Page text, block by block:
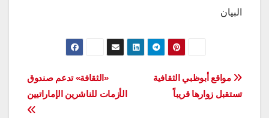
البيان
تصفّح
المقالات
«الثقافة» تدعم صندوق
الأزمات للناشرين الإماراتيين
مواقع أبوظبي الثقافية
تستقبل زوارها قريباً